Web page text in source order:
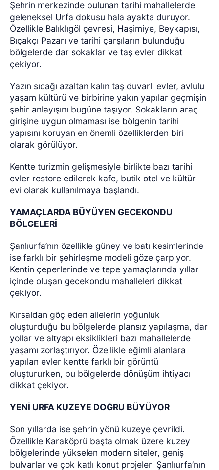
Şehrin merkezinde bulunan tarihi mahallelerde
geleneksel Urfa dokusu hala ayakta duruyor.
Özellikle Balıklıgöl çevresi, Haşimiye, Beykapısı,
Bıçakçı Pazarı ve tarihi çarşıların bulunduğu
bölgelerde dar sokaklar ve taş evler dikkat
çekiyor.
Yazın sıcağı azaltan kalın taş duvarlı evler, avlulu
yaşam kültürü ve birbirine yakın yapılar geçmişin
şehir anlayışını bugüne taşıyor. Sokakların araç
girişine uygun olmaması ise bölgenin tarihi
yapısını koruyan en önemli özelliklerden biri
olarak görülüyor.
Kentte turizmin gelişmesiyle birlikte bazı tarihi
evler restore edilerek kafe, butik otel ve kültür
evi olarak kullanılmaya başlandı.
YAMAÇLARDA BÜYÜYEN GECEKONDU
BÖLGELERİ
Şanlıurfa’nın özellikle güney ve batı kesimlerinde
ise farklı bir şehirleşme modeli göze çarpıyor.
Kentin çeperlerinde ve tepe yamaçlarında yıllar
içinde oluşan gecekondu mahalleleri dikkat
çekiyor.
Kırsaldan göç eden ailelerin yoğunluk
oluşturduğu bu bölgelerde plansız yapılaşma, dar
yollar ve altyapı eksiklikleri bazı mahallelerde
yaşamı zorlaştırıyor. Özellikle eğimli alanlara
yapılan evler kentte farklı bir görüntü
oluştururken, bu bölgelerde dönüşüm ihtiyacı
dikkat çekiyor.
YENİ URFA KUZEYE DOĞRU BÜYÜYOR
Son yıllarda ise şehrin yönü kuzeye çevrildi.
Özellikle Karaköprü başta olmak üzere kuzey
bölgelerinde yükselen modern siteler, geniş
bulvarlar ve çok katlı konut projeleri Şanlıurfa’nın